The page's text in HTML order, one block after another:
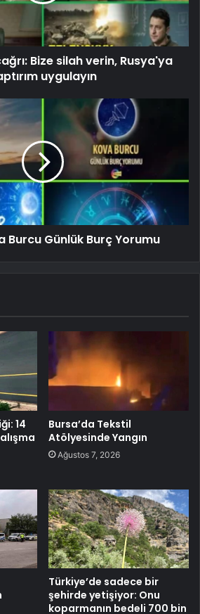
Bize silah verin, Rusya'ya
uygulayın
Burcu Günlük Burç Yorumu
14
Bursa’da Tekstil
Atölyesinde Yangın
Ağustos 7, 2026
Türkiye’de sadece bir
şehirde yetişiyor: Onu
koparmanın bedeli 700 bin